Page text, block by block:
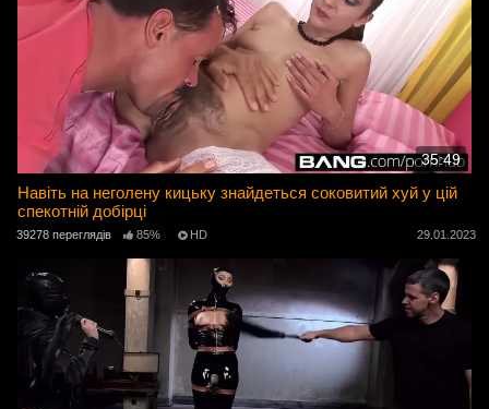
35:49
Навіть на неголену кицьку знайдеться соковитий хуй у цій
спекотній добірці
39278 переглядів 85% HD 29.01.2023